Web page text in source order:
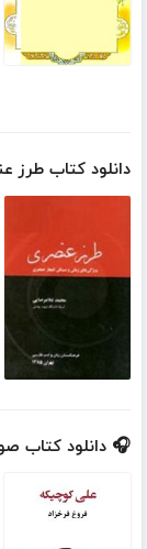
دانلود کتاب طرز
🎧 دانلود کتاب